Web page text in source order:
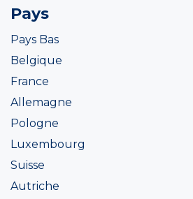
Pays
Pays Bas
Belgique
France
Allemagne
Pologne
Luxembourg
Suisse
Autriche